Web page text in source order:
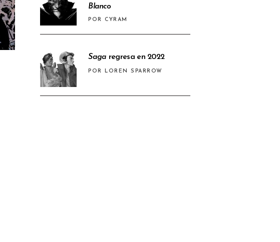
Blanco
POR CYRAM
Saga regresa en 2022
POR LOREN SPARROW